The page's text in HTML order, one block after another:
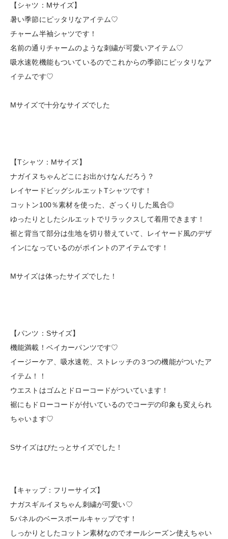
【シャツ：Mサイズ】
暑い季節にピッタリなアイテム♡
チャーム半袖シャツです！
名前の通りチャームのような刺繍が可愛いアイテム♡
吸水速乾機能もついているのでこれからの季節にピッタリなア
イテムです♡
Mサイズで十分なサイズでした
【Tシャツ：Mサイズ】
ナガイヌちゃんどこにお出かけなんだろう？
レイヤードビッグシルエットTシャツです！
コットン100％素材を使った、ざっくりした風合◎
ゆったりとしたシルエットでリラックスして着用できます！
裾と背当て部分は生地を切り替えていて、レイヤード風のデザ
インになっているのがポイントのアイテムです！
Mサイズは体ったサイズでした！
【パンツ：Sサイズ】
機能満載！ベイカーパンツです♡
イージーケア、吸水速乾、ストレッチの３つの機能がついたア
イテム！！
ウエストはゴムとドローコードがついています！
裾にもドローコードが付いているのでコーデの印象も変えられ
ちゃいます♡
Sサイズはぴたっとサイズでした！
【キャップ：フリーサイズ】
ナガスギルイヌちゃん刺繍が可愛い♡
5パネルのベースボールキャップです！
しっかりとしたコットン素材なのでオールシーズン使えちゃい